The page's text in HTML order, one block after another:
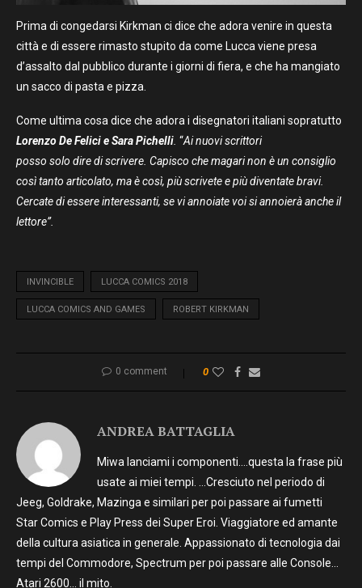
Prima di congedarsi Kirkman ci dice che adora venire in questa
città e di essere rimasto stupito da come Lucca viene presa
d’assalto dal pubblico durante i giorni di fiera, e che ha mangiato
un sacco di pasta e pizza.
Come ultima cosa dice che adora i disegnatori italiani sopratutto
Lorenzo De Felici e Sara Pichelli “Ai nuovi scrittori
posso solo dire di scrivere. Capisco che magari non è un consiglio
così tanto articolato, ma è così, più scrivete e più diventate bravi.
Cercate di essere interessanti, se vi annoiate voi si annoierà anche il
lettore”.
INVINCIBLE LUCCA COMICS 2018
LUCCA COMICS AND GAMES ROBERT KIRKMAN
0 comment 0
ANDREA BATTAGLIA
Miwa lanciami i componenti….questa la frase più
usate ai miei tempi. …Cresciuto nel periodo di
Jeeg, Goldrake, Mazinga e similari per poi passare ai fumetti
Star Comics e Play Press dei Super Eroi. Viaggiatore ed amante
della cultura asiatica in generale. Appassionato di tecnologia dai
tempi del Commodore, Spectrum per poi passare alle Console…
Atari 2600… il mito.